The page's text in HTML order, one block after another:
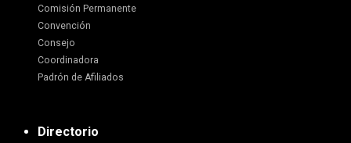
Comisión Permanente
Convención
Consejo
Coordinadora
Padrón de Afiliados
Directorio